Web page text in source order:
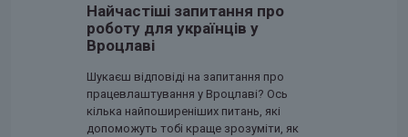
Найчастіші запитання про
роботу для українців у
Вроцлаві
Шукаєш відповіді на запитання про
працевлаштування у Вроцлаві? Ось
кілька найпоширеніших питань, які
допоможуть тобі краще зрозуміти, як